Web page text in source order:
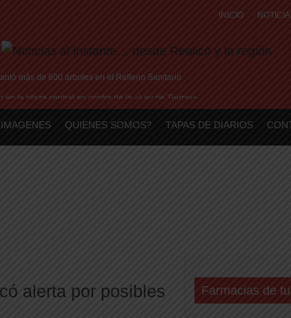
INICIO
más de 600 árboles en el Relleno Sanitario
en la plaza central en contra de la «Ley de Tierras»
en Peñarol de Montevideo: «¿Nos dieron a Messi?»
QUIENES SOMOS? TAPAS DE DIARIOS
alerta por posibles
Farmacias de